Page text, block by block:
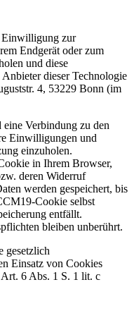
Einwilligung zur
Endgerät oder zum
und diese
dieser Technologie
4, 53229 Bonn (im
eine Verbindung zu den
Einwilligungen und
einzuholen.
in Ihrem Browser,
deren Widerruf
werden gespeichert, bis
Cookie selbst
entfällt.
bleiben unberührt.
gesetzlich
Einsatz von Cookies
6 Abs. 1 S. 1 lit. c